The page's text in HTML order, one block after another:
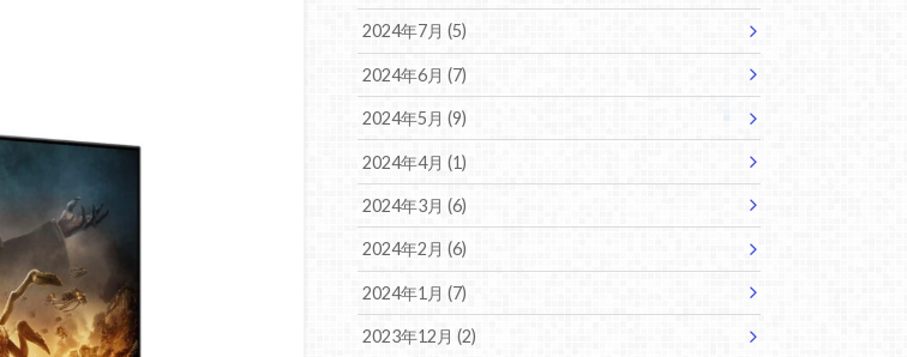
2024年7月 (5)
2024年6月 (7)
2024年5月 (9)
2024年4月 (1)
2024年3月 (6)
2024年2月 (6)
2024年1月 (7)
2023年12月 (2)